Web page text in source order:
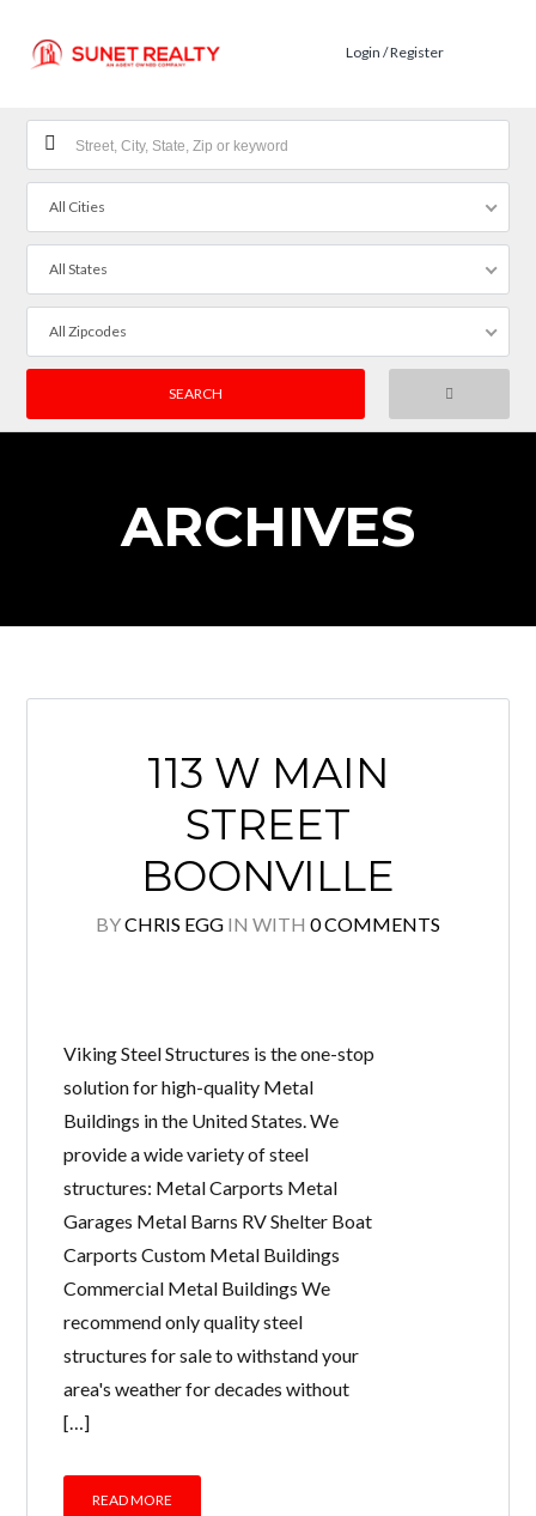
Password
Lost your password?
Login / Register
All Cities
All States
All Zipcodes
ARCHIVES
113 W MAIN
STREET
BOONVILLE
BYCHRIS EGG IN WITH 0 COMMENTS
Viking Steel Structures is the one-stop
solution for high-quality Metal
Buildings in the United States. We
provide a wide variety of steel
structures: Metal Carports Metal
Garages Metal Barns RV Shelter Boat
Carports Custom Metal Buildings
Commercial Metal Buildings We
recommend only quality steel
structures for sale to withstand your
area's weather for decades without
[…]
READ MORE